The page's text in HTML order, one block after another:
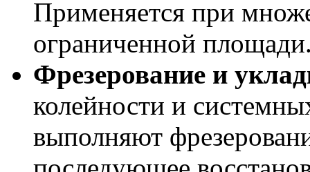
Применяется при
ограниченной
Фрезерование и
колейности и
выполняют